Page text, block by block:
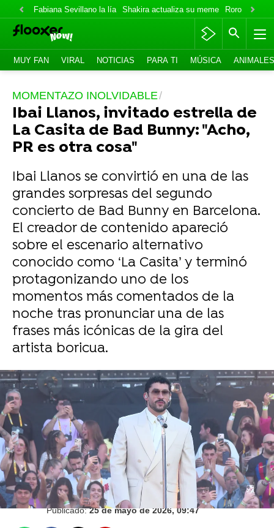
Fabiana Sevillano la lía Shakira actualiza su meme Roro lo niega
MUY FAN VIRAL NOTICIAS PARA TI MÚSICA ANIMALES
MOMENTAZO INOLVIDABLE
Ibai Llanos, invitado estrella de
La Casita de Bad Bunny: "Acho,
PR es otra cosa"
Ibai Llanos se convirtió en una de las
grandes sorpresas del segundo
concierto de Bad Bunny en Barcelona.
El creador de contenido apareció
sobre el escenario alternativo
conocido como ‘La Casita’ y terminó
protagonizando uno de los
momentos más comentados de la
noche tras pronunciar una de las
frases más icónicas de la gira del
artista boricua.
Europa Press
Juan Carrasco
Publicado:25 de mayo de 2026, 09:47